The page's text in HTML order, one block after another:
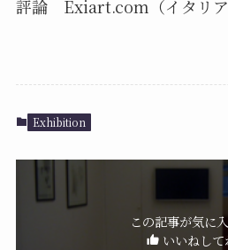
評論 Exiart.com（イタリア
Exhibition
この記事が気に
いいねして